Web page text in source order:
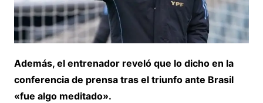
Además, el entrenador reveló que lo dicho en la
conferencia de prensa tras el triunfo ante Brasil
«fue algo meditado».